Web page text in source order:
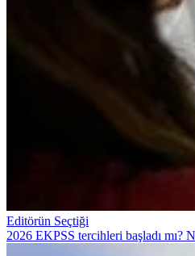
Editörün Seçtiği
2026 EKPSS tercihleri başladı mı?